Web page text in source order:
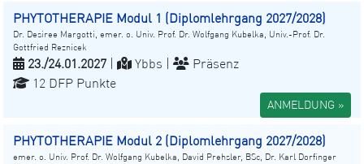
PHYTOTHERAPIE Modul 1 (Diplomlehrgang 2027/2028)
Dr. Desiree Margotti, emer. o. Univ. Prof. Dr. Wolfgang Kubelka, Univ.-Prof. Dr.
Gottfried Reznicek
23./24.01.2027 Ybbs |
Präsenz
12 DFP Punkte
ANMELDUNG »
PHYTOTHERAPIE Modul 2 (Diplomlehrgang 2027/2028)
emer. o. Univ. Prof. Dr. Wolfgang Kubelka, David Prehsler, BSc, Dr. Karl Dorfinger